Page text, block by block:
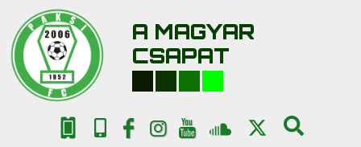
A MAGYAR
CSAPAT